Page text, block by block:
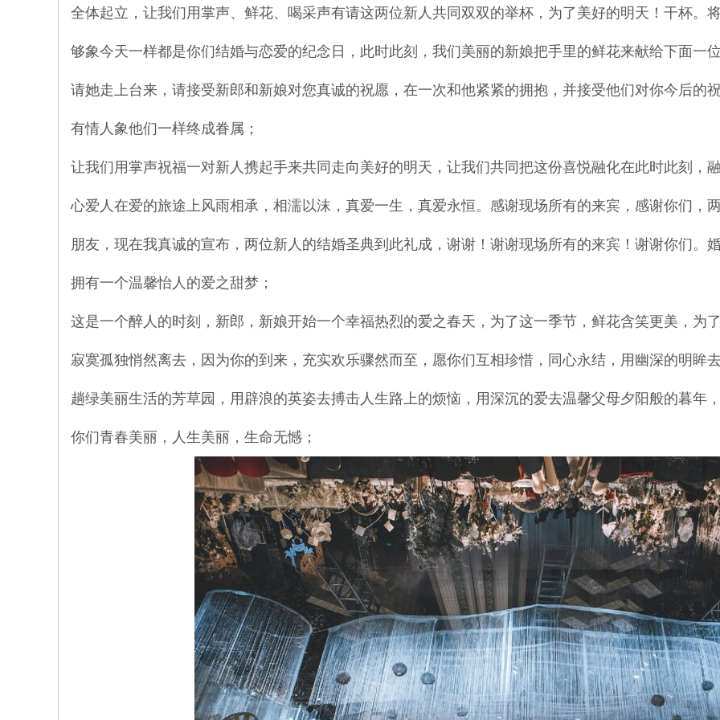
全体起立，让我们用掌声、鲜花、喝采声有请这两位新人共同双双的举杯，为了美好的明天！干杯。
够象今天一样都是你们结婚与恋爱的纪念日，此时此刻，我们美丽的新娘把手里的鲜花来献给下面一
请她走上台来，请接受新郎和新娘对您真诚的祝愿，在一次和他紧紧的拥抱，并接受他们对你今后的
有情人象他们一样终成眷属；
让我们用掌声祝福一对新人携起手来共同走向美好的明天，让我们共同把这份喜悦融化在此时此刻，
心爱人在爱的旅途上风雨相承，相濡以沫，真爱一生，真爱永恒。感谢现场所有的来宾，感谢你们，
朋友，现在我真诚的宣布，两位新人的结婚圣典到此礼成，谢谢！谢谢现场所有的来宾！谢谢你们。
拥有一个温馨怡人的爱之甜梦；
这是一个醉人的时刻，新郎，新娘开始一个幸福热烈的爱之春天，为了这一季节，鲜花含笑更美，为
寂寞孤独悄然离去，因为你的到来，充实欢乐骤然而至，愿你们互相珍惜，同心永结，用幽深的明眸
趟绿美丽生活的芳草园，用辟浪的英姿去搏击人生路上的烦恼，用深沉的爱去温馨父母夕阳般的暮年
你们青春美丽，人生美丽，生命无憾；